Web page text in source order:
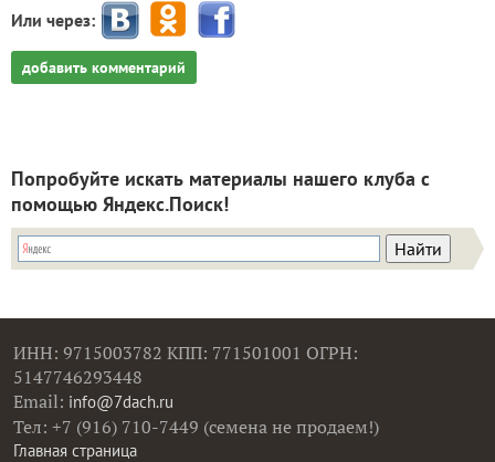
Или через:
добавить комментарий
Попробуйте искать материалы нашего клуба с
помощью Яндекс.Поиск!
ИНН: 9715003782 КПП: 771501001 ОГРН:
5147746293448
Email: info@7dach.ru
Тел: +7 (916) 710-7449 (семена не продаем!)
Главная страница